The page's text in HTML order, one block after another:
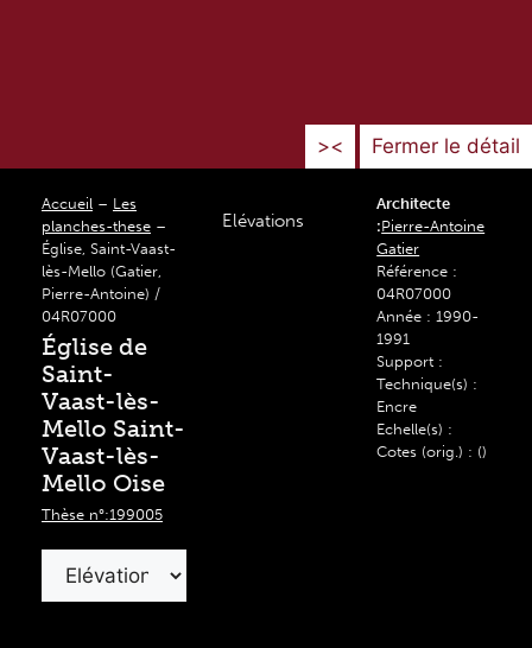
>< Fermer le détail
Accueil – Les
planches-these –
Église, Saint-Vaast-
lès-Mello (Gatier,
Pierre-Antoine) /
04R07000
Église de
Saint-
Vaast-lès-
Mello Saint-
Vaast-lès-
Mello Oise
Thèse n°:199005
Elévations
Architecte
:Pierre-Antoine
Gatier
Référence :
04R07000
Année : 1990-
1991
Support :
Technique(s) :
Encre
Echelle(s) :
Cotes (orig.) : ()